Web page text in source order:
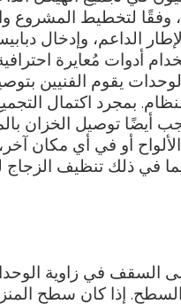
وفقًا لتخطيط المشروع
الداعم، وإدخال
أدوات مُعايرة
يقوم الفنيين
بمجرد اكتمال
أيضًا توصيل الخزان
أو في أي مكان
بما في ذلك تنظيف
السقف في زاوية
السطح. إذا كان سطح